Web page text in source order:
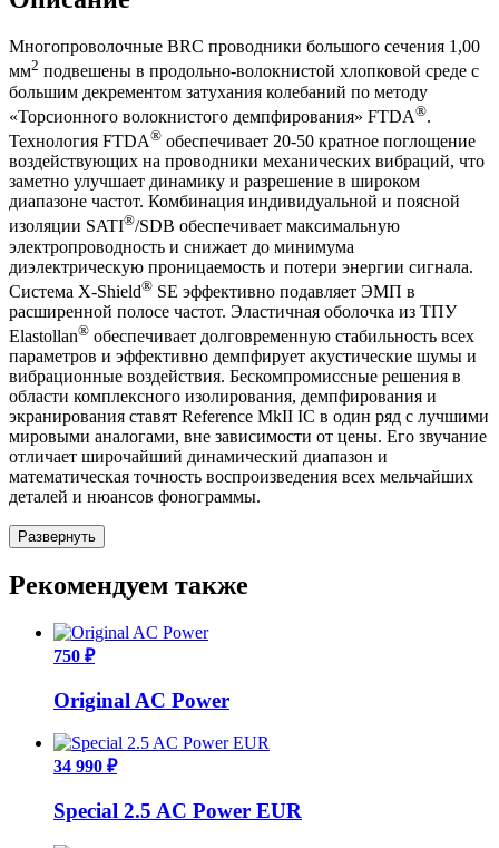
Многопроволочные BRC проводники большого сечения 1,00
мм2 подвешены в продольно-волокнистой хлопковой среде с
большим декрементом затухания колебаний по методу
«Торсионного волокнистого демпфирования» FTDA®.
Технология FTDA® обеспечивает 20-50 кратное поглощение
воздействующих на проводники механических вибраций, что
заметно улучшает динамику и разрешение в широком
диапазоне частот. Комбинация индивидуальной и поясной
изоляции SATI®/SDB обеспечивает максимальную
электропроводность и снижает до минимума
диэлектрическую проницаемость и потери энергии сигнала.
Система X-Shield® SE эффективно подавляет ЭМП в
расширенной полосе частот. Эластичная оболочка из ТПУ
Elastollan® обеспечивает долговременную стабильность всех
параметров и эффективно демпфирует акустические шумы и
вибрационные воздействия. Бескомпромиссные решения в
области комплексного изолирования, демпфирования и
экранирования ставят Reference MkII IC в один ряд с лучшими
мировыми аналогами, вне зависимости от цены. Его звучание
отличает широчайший динамический диапазон и
математическая точность воспроизведения всех мельчайших
деталей и нюансов фонограммы.
Развернуть
Рекомендуем также
750 ₽
Original AC Power
34 990 ₽
Special 2.5 AC Power EUR